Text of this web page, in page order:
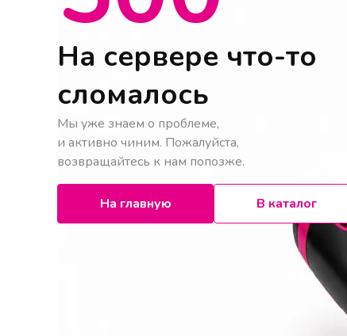
На сервере что-то
сломалось
Мы уже знаем о проблеме,
и активно чиним. Пожалуйста,
возвращайтесь к нам попозже.
На главную В каталог